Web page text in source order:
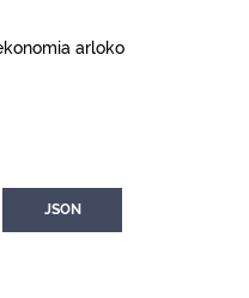
arloko
JSON